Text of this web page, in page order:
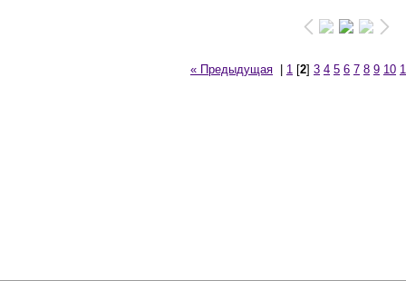
« Предыдущая 1 [2] 3 4 5 6 7 8 9 10